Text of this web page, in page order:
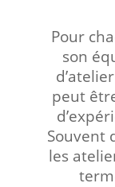
Pour
son
peut
Souvent
les